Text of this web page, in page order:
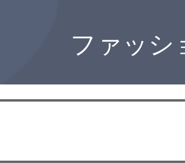
ファッシ